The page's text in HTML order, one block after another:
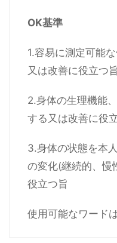
OK基準
1.容易に測定可能
又は改善に役立つ旨
2.身体の生理機能
する又は改善に役
3.身体の状態を本
の変化(継続的、慢
役立つ旨
使用可能なワード